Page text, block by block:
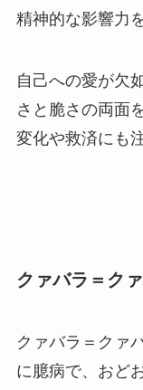
精神的な影響力
自己への愛が欠
さと脆さの両面
変化や救済にも
クァバラ＝ク
クァバラ＝クァ
に臆病で、おど